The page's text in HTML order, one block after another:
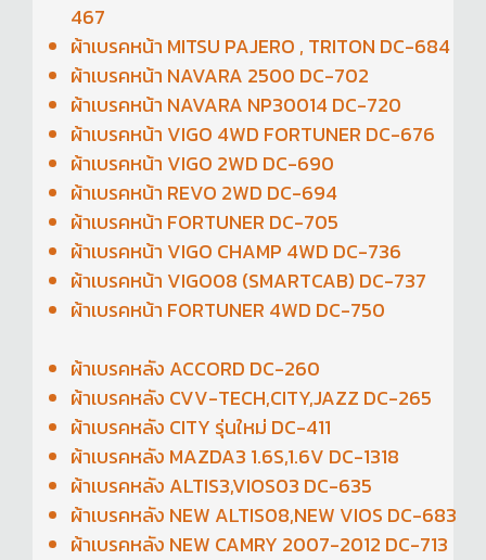
467
ผ้าเบรคหน้า MITSU PAJERO , TRITON DC-684
ผ้าเบรคหน้า NAVARA 2500 DC-702
ผ้าเบรคหน้า NAVARA NP30014 DC-720
ผ้าเบรคหน้า VIGO 4WD FORTUNER DC-676
ผ้าเบรคหน้า VIGO 2WD DC-690
ผ้าเบรคหน้า REVO 2WD DC-694
ผ้าเบรคหน้า FORTUNER DC-705
ผ้าเบรคหน้า VIGO CHAMP 4WD DC-736
ผ้าเบรคหน้า VIGO08 (SMARTCAB) DC-737
ผ้าเบรคหน้า FORTUNER 4WD DC-750
ผ้าเบรคหลัง ACCORD DC-260
ผ้าเบรคหลัง CVV-TECH,CITY,JAZZ DC-265
ผ้าเบรคหลัง CITY รุ่นใหม่ DC-411
ผ้าเบรคหลัง MAZDA3 1.6S,1.6V DC-1318
ผ้าเบรคหลัง ALTIS3,VIOS03 DC-635
ผ้าเบรคหลัง NEW ALTIS08,NEW VIOS DC-683
ผ้าเบรคหลัง NEW CAMRY 2007-2012 DC-713